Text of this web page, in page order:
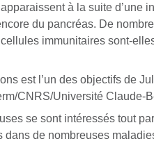
à la suite d’une
du pancréas. De
immunitaires sont-
est l’un des objectifs de
CNRS/Université Claude-
se sont intéressés tout
dans de nombreuses